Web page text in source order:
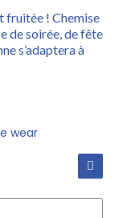
fruitée ! Chemise
de soirée, de fête
s’adaptera à
wear